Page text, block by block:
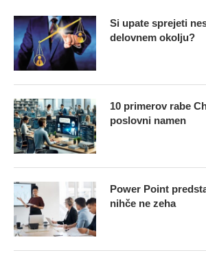
Si upate sprejeti
delovnem okolju?
10 primerov rabe
poslovni namen
Power Point
nihče ne zeha